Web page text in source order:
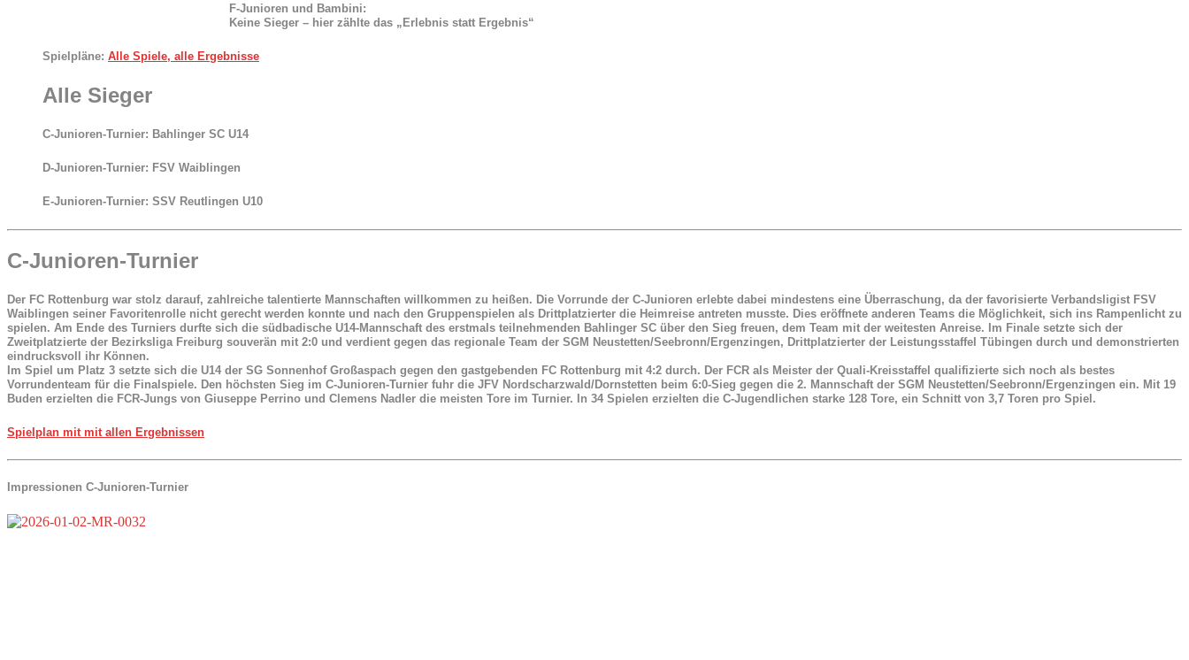
F-Junioren und Bambini:
Keine Sieger – hier zählte das „Erlebnis statt Ergebnis“
Spielpläne: Alle Spiele, alle Ergebnisse
Alle Sieger
C-Junioren-Turnier: Bahlinger SC U14
D-Junioren-Turnier: FSV Waiblingen
E-Junioren-Turnier: SSV Reutlingen U10
C-Junioren-Turnier
Der FC Rottenburg war stolz darauf, zahlreiche talentierte Mannschaften willkommen zu heißen. Die Vorrunde der C-Junioren erlebte dabei mindestens eine Überraschung, da der favorisierte Verbandsligist FSV
Waiblingen seiner Favoritenrolle nicht gerecht werden konnte und nach den Gruppenspielen als Drittplatzierter die Heimreise antreten musste. Dies eröffnete anderen Teams die Möglichkeit, sich ins Rampenlicht zu
spielen. Am Ende des Turniers durfte sich die südbadische U14-Mannschaft des erstmals teilnehmenden Bahlinger SC über den Sieg freuen, dem Team mit der weitesten Anreise. Im Finale setzte sich der
Zweitplatzierte der Bezirksliga Freiburg souverän mit 2:0 und verdient gegen das regionale Team der SGM Neustetten/Seebronn/Ergenzingen, Drittplatzierter der Leistungsstaffel Tübingen durch und demonstrierten
eindrucksvoll ihr Können.
Im Spiel um Platz 3 setzte sich die U14 der SG Sonnenhof Großaspach gegen den gastgebenden FC Rottenburg mit 4:2 durch. Der FCR als Meister der Quali-Kreisstaffel qualifizierte sich noch als bestes
Vorrundenteam für die Finalspiele. Den höchsten Sieg im C-Junioren-Turnier fuhr die JFV Nordscharzwald/Dornstetten beim 6:0-Sieg gegen die 2. Mannschaft der SGM Neustetten/Seebronn/Ergenzingen ein. Mit 19
Buden erzielten die FCR-Jungs von Giuseppe Perrino und Clemens Nadler die meisten Tore im Turnier. In 34 Spielen erzielten die C-Jugendlichen starke 128 Tore, ein Schnitt von 3,7 Toren pro Spiel.
Spielplan mit mit allen Ergebnissen
Impressionen C-Junioren-Turnier